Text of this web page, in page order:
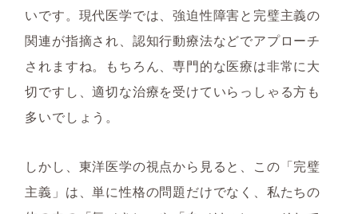
いです。現代医学では、強迫性障害と完璧主義の
関連が指摘され、認知行動療法などでアプローチ
されますね。もちろん、専門的な医療は非常に大
切ですし、適切な治療を受けていらっしゃる方も
多いでしょう。
しかし、東洋医学の視点から見ると、この「完璧
主義」は、単に性格の問題だけでなく、私たちの